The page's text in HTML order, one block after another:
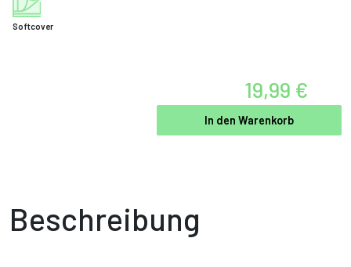
Softcover
19,99 €
In den Warenkorb
Beschreibung